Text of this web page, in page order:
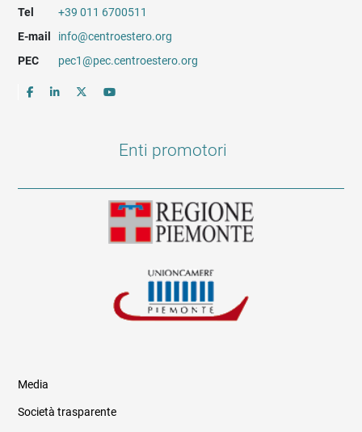
Tel
+39 011 6700511
E-mail
info@centroestero.org
PEC
pec1@pec.centroestero.org
Enti promotori
Media
Società trasparente